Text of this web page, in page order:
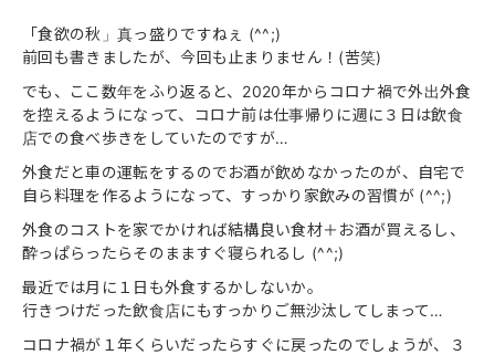
「食欲の秋」真っ盛りですねぇ (^^;)
前回も書きましたが、今回も止まりません！(苦笑)
でも、ここ数年をふり返ると、2020年からコロナ禍で外出外食
を控えるようになって、コロナ前は仕事帰りに週に３日は飲食
店での食べ歩きをしていたのですが…
外食だと車の運転をするのでお酒が飲めなかったのが、自宅で
自ら料理を作るようになって、すっかり家飲みの習慣が (^^;)
外食のコストを家でかければ結構良い食材＋お酒が買えるし、
酔っぱらったらそのまますぐ寝られるし (^^;)
最近では月に１日も外食するかしないか。
行きつけだった飲食店にもすっかりご無沙汰してしまって…
コロナ禍が１年くらいだったらすぐに戻ったのでしょうが、３